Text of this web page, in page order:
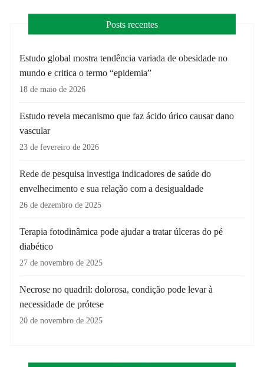
Posts recentes
Estudo global mostra tendência variada de obesidade no
mundo e critica o termo “epidemia”
18 de maio de 2026
Estudo revela mecanismo que faz ácido úrico causar dano
vascular
23 de fevereiro de 2026
Rede de pesquisa investiga indicadores de saúde do
envelhecimento e sua relação com a desigualdade
26 de dezembro de 2025
Terapia fotodinâmica pode ajudar a tratar úlceras do pé
diabético
27 de novembro de 2025
Necrose no quadril: dolorosa, condição pode levar à
necessidade de prótese
20 de novembro de 2025